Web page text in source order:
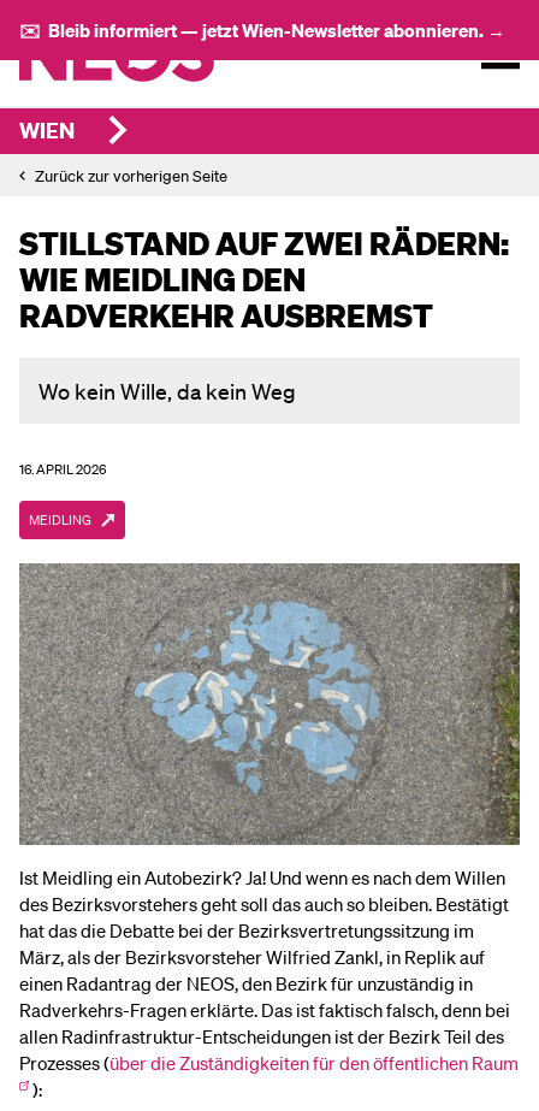
✉️ Bleib informiert — jetzt Wien-Newsletter abonnieren. →
WIEN
Zurück zur vorherigen Seite
STILLSTAND AUF ZWEI RÄDERN:
WIE MEIDLING DEN
RADVERKEHR AUSBREMST
Wo kein Wille, da kein Weg
16. APRIL 2026
MEIDLING
Ist Meidling ein Autobezirk? Ja! Und wenn es nach dem Willen
des Bezirksvorstehers geht soll das auch so bleiben. Bestätigt
hat das die Debatte bei der Bezirksvertretungssitzung im
März, als der Bezirksvorsteher Wilfried Zankl, in Replik auf
einen Radantrag der NEOS, den Bezirk für unzuständig in
Radverkehrs-Fragen erklärte. Das ist faktisch falsch, denn bei
allen Radinfrastruktur-Entscheidungen ist der Bezirk Teil des
Prozesses (über die Zuständigkeiten für den öffentlichen Raum
):